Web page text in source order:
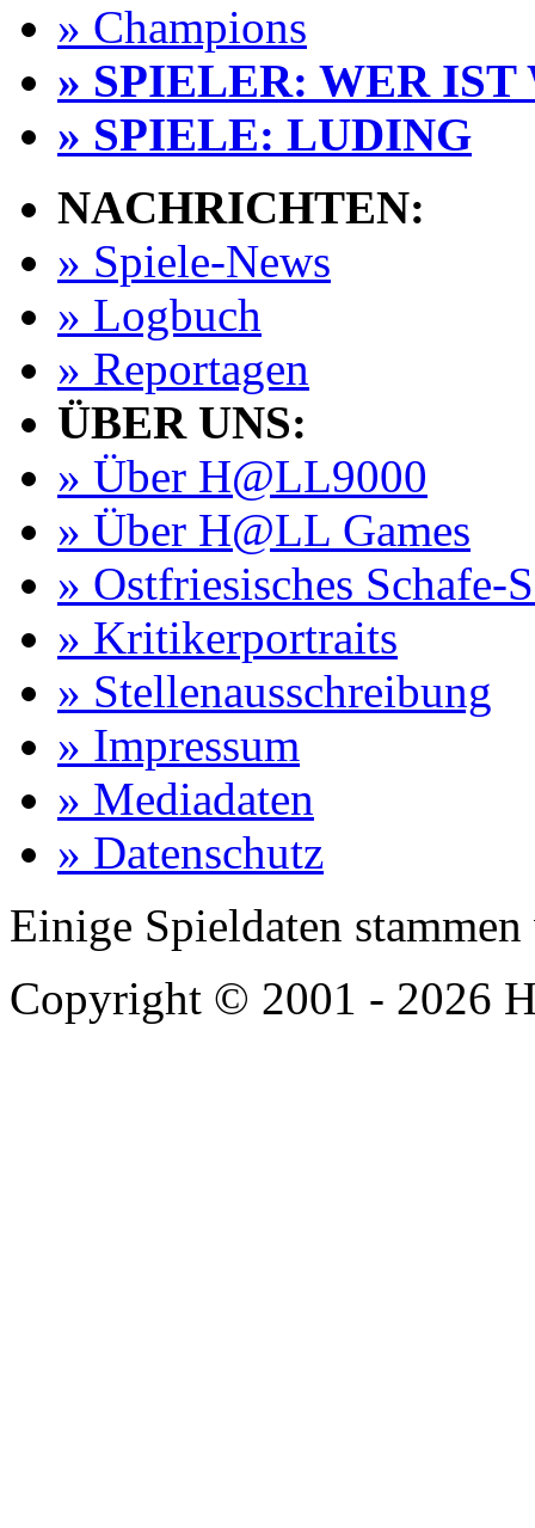
» Champions
» SPIELER: WER IST
» SPIELE: LUDING
NACHRICHTEN:
» Spiele-News
» Logbuch
» Reportagen
ÜBER UNS:
» Über H@LL9000
» Über H@LL Games
» Ostfriesisches Schafe-
» Kritikerportraits
» Stellenausschreibung
» Impressum
» Mediadaten
» Datenschutz
Einige Spieldaten
Copyright © 2001 - 2026